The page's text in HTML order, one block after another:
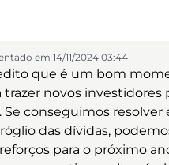
em 14/11/2024 03:44
que é um bom
trazer novos investidores
Se conseguimos resolver
das dívidas,
para o próximo